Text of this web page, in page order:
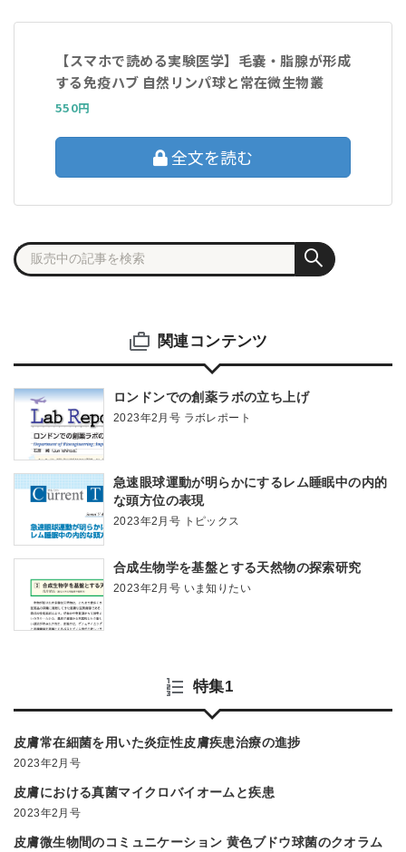
【スマホで読める実験医学】毛嚢・脂腺が形成
する免疫ハブ 自然リンパ球と常在微生物叢
550円
全文を読む
関連コンテンツ
ロンドンでの創薬ラボの立ち上げ
2023年2月号 ラボレポート
急速眼球運動が明らかにするレム睡眠中の内的
な頭方位の表現
2023年2月号 トピックス
合成生物学を基盤とする天然物の探索研究
2023年2月号 いま知りたい
特集1
皮膚常在細菌を用いた炎症性皮膚疾患治療の進捗
2023年2月号
皮膚における真菌マイクロバイオームと疾患
2023年2月号
皮膚微生物間のコミュニケーション 黄色ブドウ球菌のクオラム